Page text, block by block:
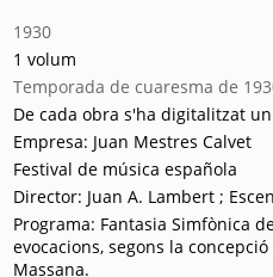
1930
1 volum
Temporada de cuaresma de
De cada obra s'ha digitalitzat
Empresa: Juan Mestres Calvet
Festival de música española
Director: Juan A. Lambert ;
Programa: Fantasia Simfònica
evocacions, segons la
Massana.